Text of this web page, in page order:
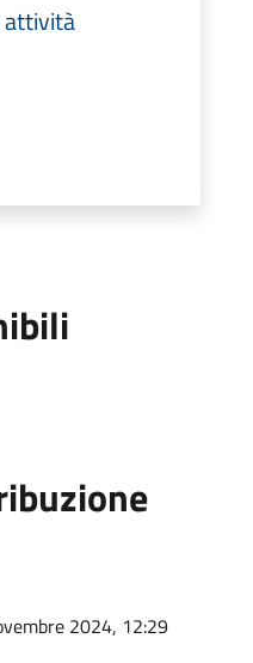
attività
2024, 12:29